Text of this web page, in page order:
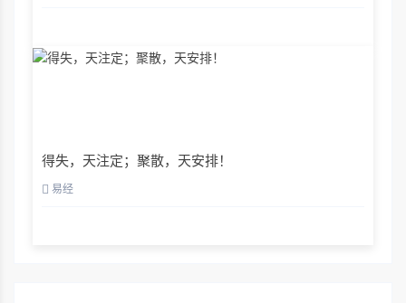
得失，天注定；聚散，天安排！
易经